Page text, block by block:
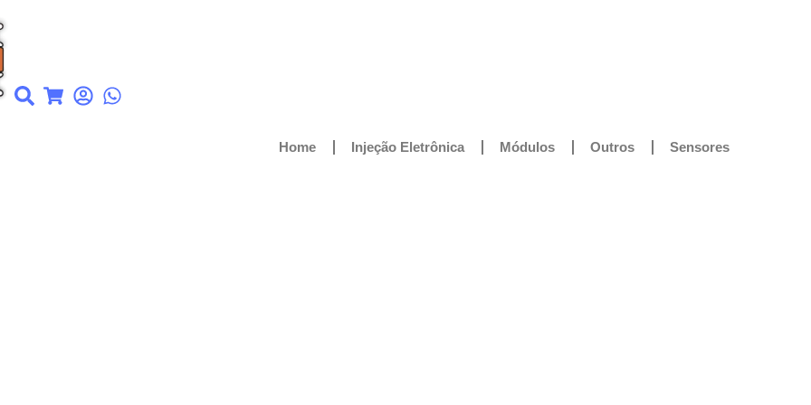
Home Injeção Eletrônica Módulos Outros Sensores